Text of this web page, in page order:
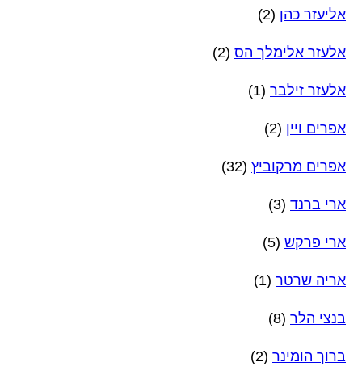
אליעזר כהן (2)
אלעזר אלימלך הס (2)
אלעזר זילבר (1)
אפרים ויין (2)
אפרים מרקוביץ (32)
ארי ברנד (3)
ארי פרקש (5)
אריה שרטר (1)
בנצי הלר (8)
ברוך הומינר (2)